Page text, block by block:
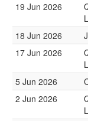
19 Jun 2026
18 Jun 2026
17 Jun 2026
5 Jun 2026
2 Jun 2026